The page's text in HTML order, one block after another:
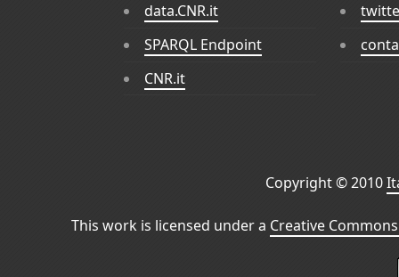
data.CNR.it
SPARQL Endpoint
CNR.it
Copyright © 2010
This work is licensed under a Creative